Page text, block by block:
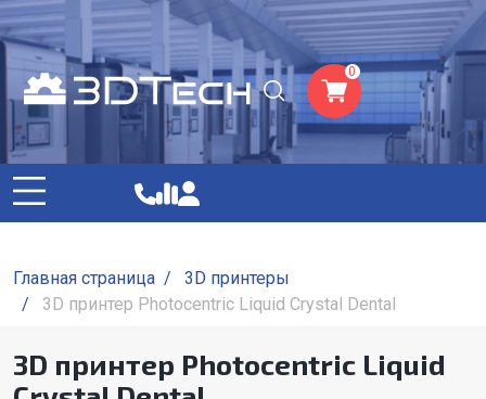
0
Главная страница /
3D принтеры
/
3D принтер Photocentric Liquid Crystal Dental
3D принтер Photocentric Liquid